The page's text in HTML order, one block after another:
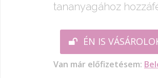
tananyagához
ÉN IS
Van már előfizetésem: